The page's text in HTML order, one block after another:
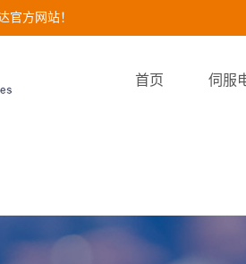
官方网站！
首页 伺服